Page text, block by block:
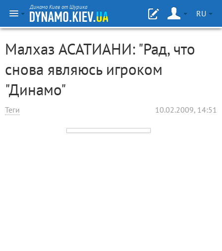
Динамо Киев от Шурика
RU
Малхаз АСАТИАНИ: "Рад, что
снова являюсь игроком
"Динамо"
Теги 10.02.2009, 14:51